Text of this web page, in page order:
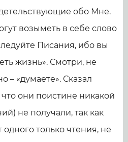
обо Мне.
возыметь в себе слово
Писания, ибо вы
жизнь». Смотри, не
– «думаете». Сказал
что они поистине никакой
не получали, так как
только чтения, не